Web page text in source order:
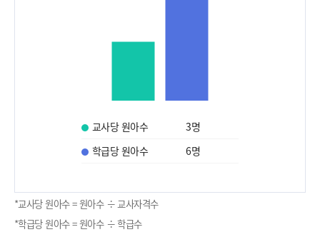
교사당 원아수 3명
학급당 원아수
6명
*교사당 원아수 = 원아수 ÷ 교사자격수
*학급당 원아수 = 원아수 ÷ 학급수